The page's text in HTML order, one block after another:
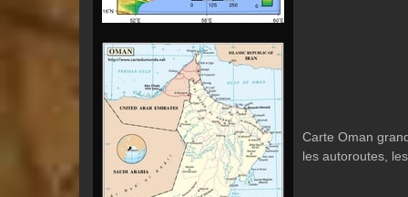
Carte Oman
les autoroutes,